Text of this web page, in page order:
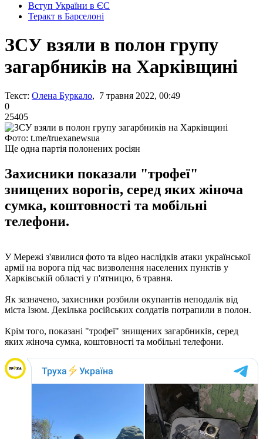
Вступ України в ЄС
Теракт в Барселоні
ЗСУ взяли в полон групу
загарбників на Харківщині
Текст: Олена Буркало, 7 травня 2022, 00:49
0
25405
Фото: t.me/truexanewsua
Ще одна партія полонених росіян
Захисники показали "трофеї"
знищених ворогів, серед яких жіноча
сумка, коштовності та мобільні
телефони.
У Мережі з'явилися фото та відео наслідків атаки української
армії на ворога під час визволення населених пунктів у
Харківській області у п'ятницю, 6 травня.
Як зазначено, захисники розбили окупантів неподалік від
міста Ізюм. Декілька російських солдатів потрапили в полон.
Крім того, показані "трофеї" знищених загарбників, серед
яких жіноча сумка, коштовності та мобільні телефони.